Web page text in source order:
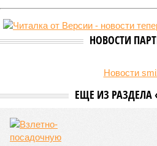
НОВОСТИ
Новости
ЕЩЕ ИЗ РАЗДЕЛА